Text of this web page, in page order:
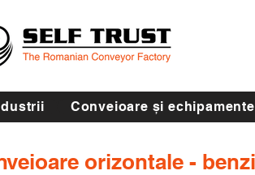
Conveioare și echipamente
orizontale -